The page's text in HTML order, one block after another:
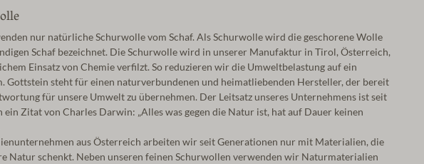
nur natürliche Schurwolle vom Schaf. Als Schurwolle wird die geschorene Wolle
Schaf bezeichnet. Die Schurwolle wird in unserer Manufaktur in Tirol, Österreich,
Einsatz von Chemie verfilzt. So reduzieren wir die Umweltbelastung auf ein
Gottstein steht für einen naturverbundenen und heimatliebenden Hersteller, der bereit
für unsere Umwelt zu übernehmen. Der Leitsatz unseres Unternehmens ist seit
ein Zitat von Charles Darwin: „Alles was gegen die Natur ist, hat auf Dauer keinen
aus Österreich arbeiten wir seit Generationen nur mit Materialien, die
Natur schenkt. Neben unseren feinen Schurwollen verwenden wir Naturmaterialien